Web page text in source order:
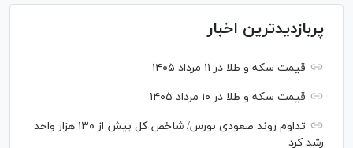
پربازدیدترین اخبار
قیمت سکه و طلا در ۱۱ مرداد ۱۴۰۵
قیمت سکه و طلا در ۱۰ مرداد ۱۴۰۵
تداوم روند صعودی بورس/ شاخص کل بیش از ۱۳۰ هزار واحد
رشد کرد